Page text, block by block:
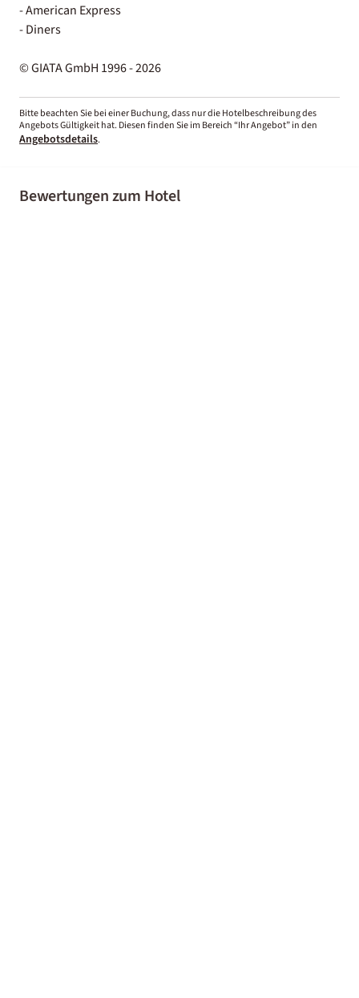
- American Express
- Diners
© GIATA GmbH 1996 - 2026
Bitte beachten Sie bei einer Buchung, dass nur die Hotelbeschreibung des
Angebots Gültigkeit hat. Diesen finden Sie im Bereich “Ihr Angebot” in den
Angebotsdetails.
Bewertungen zum Hotel